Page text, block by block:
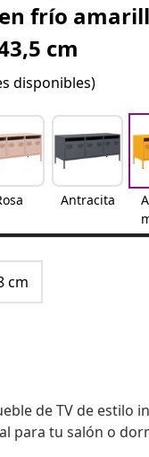
frío
cm
disponibles)
Antracita
cm
de TV de estilo
para tu salón o